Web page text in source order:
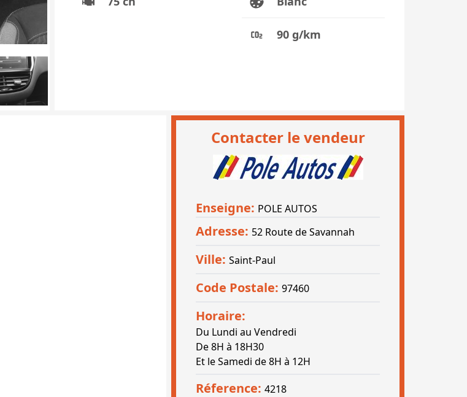
90 g/km
Contacter le vendeur
Enseigne: POLE AUTOS
Adresse: 52 Route de Savannah
Ville: Saint-Paul
Code Postale: 97460
Horaire:
Du Lundi au Vendredi
De 8H à 18H30
Et le Samedi de 8H à 12H
Réference: 4218